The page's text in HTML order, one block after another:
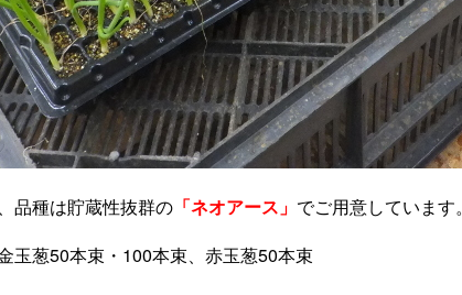
品種は貯蔵性抜群の 「ネオアース」 でご用意しています。
玉葱50本束・100本束、赤玉葱50本束